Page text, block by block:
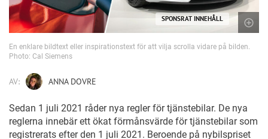
SPONSRAT INNEHÅLL
En enklare bildtext eller inspirationstext för att vilja scrolla vidare på bilden.
Photo: Cal Siemens
AV: ANNA DOVRE
Sedan 1 juli 2021 råder nya regler för tjänstebilar. De nya
reglerna innebär ett ökat förmånsvärde för tjänstebilar som
registrerats efter den 1 juli 2021. Beroende på nybilspriset